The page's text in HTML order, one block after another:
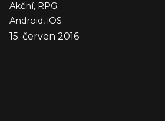
Akční, RPG
Android, iOS
15. červen 2016